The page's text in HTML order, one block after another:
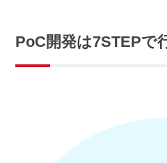
PoC開発は7STEPで